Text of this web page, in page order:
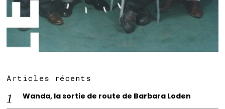
Articles récents
Wanda, la sortie de route de Barbara Loden